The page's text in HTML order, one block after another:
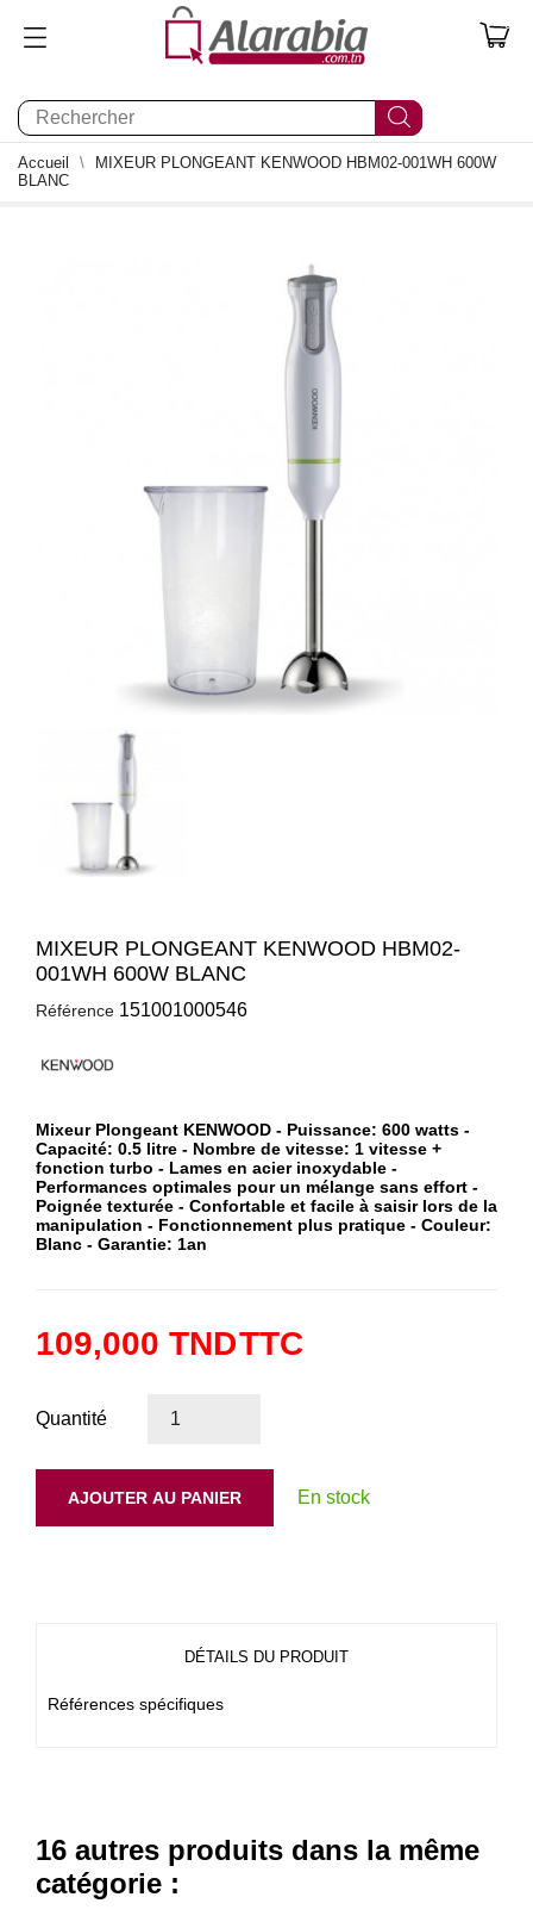
0
Accueil
MIXEUR PLONGEANT KENWOOD HBM02-001WH 600W
BLANC
MIXEUR PLONGEANT KENWOOD HBM02-
001WH 600W BLANC
Référence 151001000546
Mixeur Plongeant KENWOOD - Puissance: 600 watts -
Capacité: 0.5 litre - Nombre de vitesse: 1 vitesse +
fonction turbo - Lames en acier inoxydable -
Performances optimales pour un mélange sans effort -
Poignée texturée - Confortable et facile à saisir lors de la
manipulation - Fonctionnement plus pratique - Couleur:
Blanc - Garantie: 1an
109,000 TNDTTC
Quantité
AJOUTER AU PANIER En stock
DÉTAILS DU PRODUIT
Références spécifiques
16 autres produits dans la même
catégorie :